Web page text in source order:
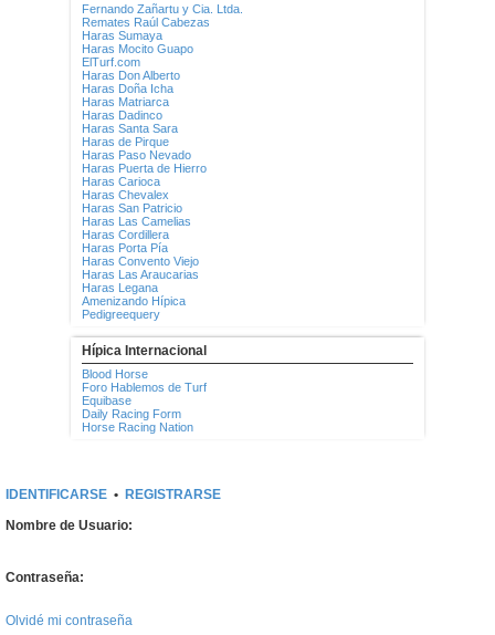
Fernando Zañartu y Cia. Ltda.
Remates Raúl Cabezas
Haras Sumaya
Haras Mocito Guapo
ElTurf.com
Haras Don Alberto
Haras Doña Icha
Haras Matriarca
Haras Dadinco
Haras Santa Sara
Haras de Pirque
Haras Paso Nevado
Haras Puerta de Hierro
Haras Carioca
Haras Chevalex
Haras San Patricio
Haras Las Camelias
Haras Cordillera
Haras Porta Pía
Haras Convento Viejo
Haras Las Araucarias
Haras Legana
Amenizando Hípica
Pedigreequery
Hípica Internacional
Blood Horse
Foro Hablemos de Turf
Equibase
Daily Racing Form
Horse Racing Nation
IDENTIFICARSE • REGISTRARSE
Nombre de Usuario:
Contraseña:
Olvidé mi contraseña